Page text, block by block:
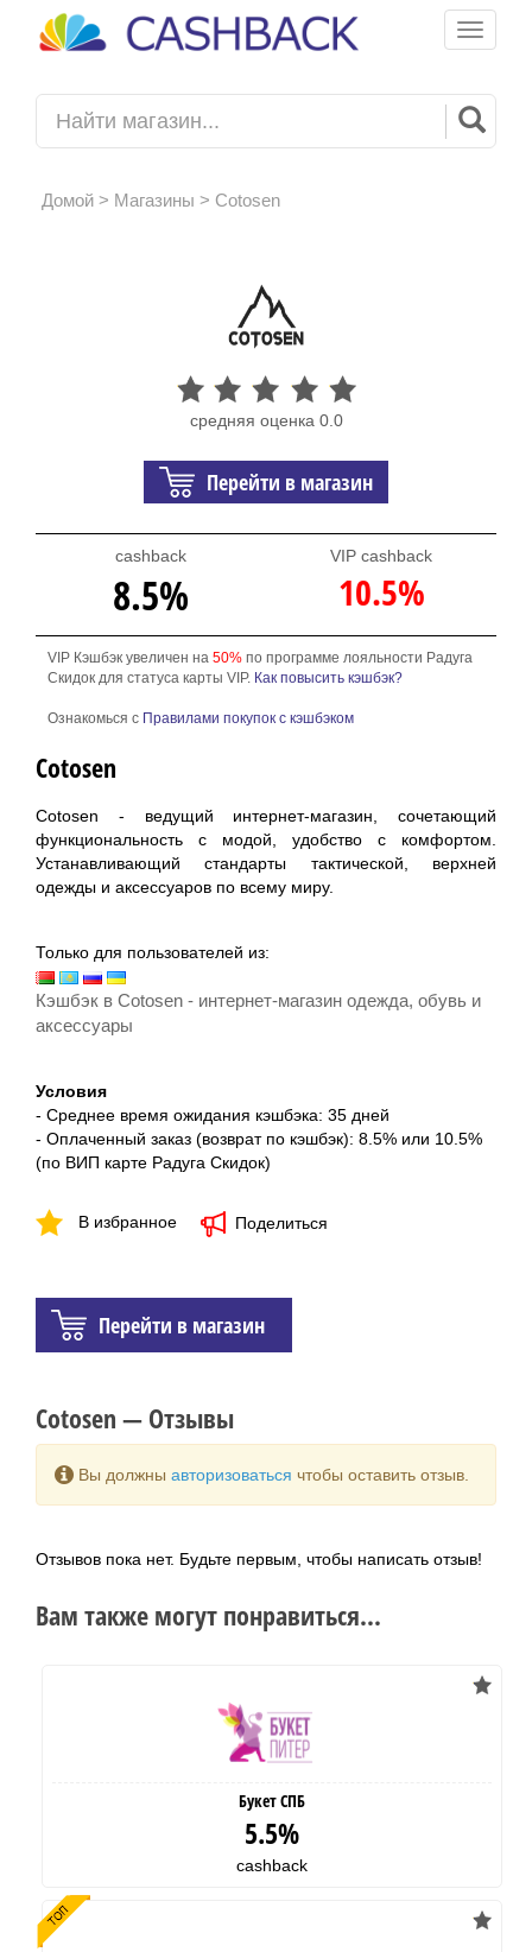
Toggle
Домой> Магазины > Cotosen
средняя оценка 0.0
Перейти в магазин
cashback
8.5%
VIP cashback
10.5%
VIP Кэшбэк увеличен на 50%по программе лояльности Радуга
Скидок для статуса карты VIP. Как повысить кэшбэк?
Ознакомься с Правилами покупок с кэшбэком
Cotosen
Cotosen - ведущий интернет-магазин, сочетающий
функциональность с модой, удобство с комфортом.
Устанавливающий стандарты тактической, верхней
одежды и аксессуаров по всему миру.
Только для пользователей из:
Кэшбэк в Cotosen - интернет-магазин одежда, обувь и
аксессуары
Условия
- Среднее время ожидания кэшбэка: 35 дней
- Оплаченный заказ (возврат по кэшбэк): 8.5% или 10.5%
(по ВИП карте Радуга Скидок)
В избранное Поделиться
Перейти в магазин
Cotosen — Отзывы
Вы должны авторизоваться чтобы оставить отзыв.
Отзывов пока нет. Будьте первым, чтобы написать отзыв!
Вам также могут понравиться...
Букет СПБ
5.5%
cashback